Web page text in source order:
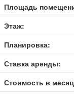
Площадь
Этаж:
Планировка:
Ставка аренды:
Стоимость в